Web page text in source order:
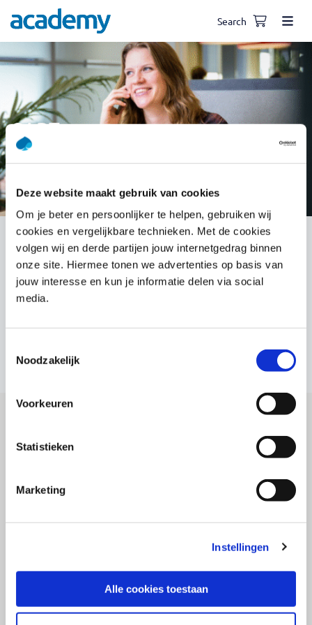
Deze website maakt gebruik van cookies
Om je beter en persoonlijker te helpen, gebruiken wij
cookies en vergelijkbare technieken. Met de cookies
volgen wij en derde partijen jouw internetgedrag binnen
onze site. Hiermee tonen we advertenties op basis van
jouw interesse en kun je informatie delen via social
media.
Noodzakelijk
Voorkeuren
Statistieken
Marketing
Instellingen
Alle cookies toestaan
Search
CART
Your basket is currently empty.
Continue shopping
Terms and Conditions
FAQ
Legal Information
Contact us: